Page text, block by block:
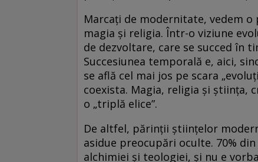
Marcați de modernitate, vedem
magia și religia. Într-o viziune
de dezvoltare, care se succed în
Succesiunea temporală e, aici,
se află cel mai jos pe scara
coexista. Magia, religia și știința,
o „triplă elice”.
De altfel, părinții științelor
asidue preocupări oculte. 70%
alchimiei și teologiei, și nu e